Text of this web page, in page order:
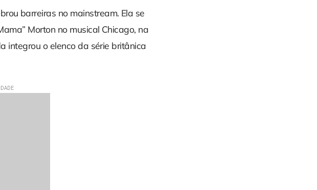
barreiras no mainstream. Ela se
Morton no musical Chicago, na
integrou o elenco da série britânica